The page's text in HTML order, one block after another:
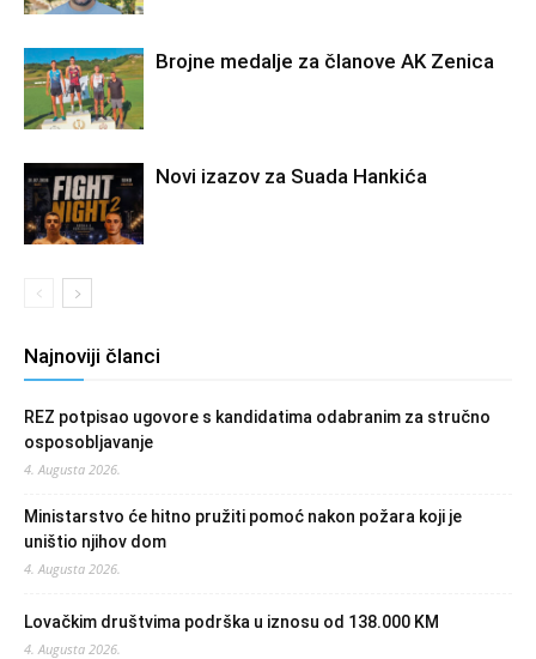
Brojne medalje za članove AK Zenica
Novi izazov za Suada Hankića
Najnoviji članci
REZ potpisao ugovore s kandidatima odabranim za stručno
osposobljavanje
4. Augusta 2026.
Ministarstvo će hitno pružiti pomoć nakon požara koji je
uništio njihov dom
4. Augusta 2026.
Lovačkim društvima podrška u iznosu od 138.000 KM
4. Augusta 2026.